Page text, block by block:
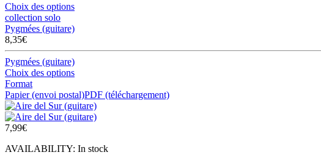
Choix des options
collection solo
Pygmées (guitare)
8,35€
Pygmées (guitare)
Choix des options
Format
Papier (envoi postal)PDF (téléchargement)
7,99€
AVAILABILITY: In stock